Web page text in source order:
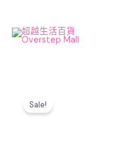
content
Sale!
wood